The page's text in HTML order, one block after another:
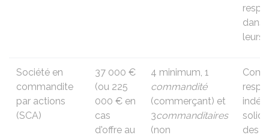
dans
leurs
Société en
commandite
par actions
(SCA)
37 000 €
(ou 225
000 € en
cas
d'offre au
4 minimum, 1
commandité
(commerçant) et
3commanditaires
(non
des